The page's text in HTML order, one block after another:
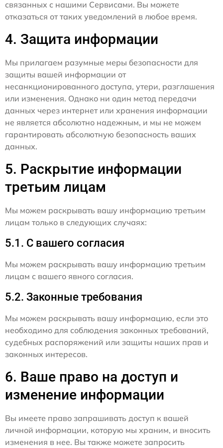
связанных с нашими Сервисами. Вы можете
отказаться от таких уведомлений в любое время.
4. Защита информации
Мы прилагаем разумные меры безопасности для
защиты вашей информации от
несанкционированного доступа, утери, разглашения
или изменения. Однако ни один метод передачи
данных через интернет или хранения информации
не является абсолютно надежным, и мы не можем
гарантировать абсолютную безопасность ваших
данных.
5. Раскрытие информации
третьим лицам
Мы можем раскрывать вашу информацию третьим
лицам только в следующих случаях:
5.1. С вашего согласия
Мы можем раскрывать вашу информацию третьим
лицам с вашего явного согласия.
5.2. Законные требования
Мы можем раскрывать вашу информацию, если это
необходимо для соблюдения законных требований,
судебных распоряжений или защиты наших прав и
законных интересов.
6. Ваше право на доступ и
изменение информации
Вы имеете право запрашивать доступ к вашей
личной информации, которую мы храним, и вносить
изменения в нее. Вы также можете запросить